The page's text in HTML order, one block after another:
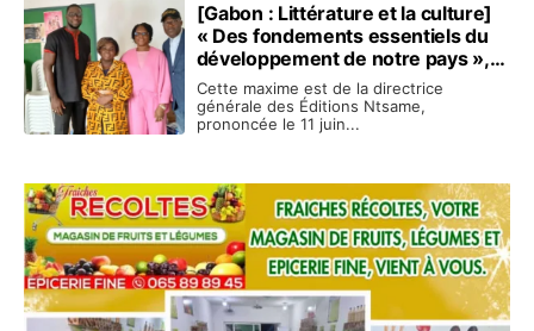
[Gabon : Littérature et la culture]
« Des fondements essentiels du
développement de notre pays »,
selon Sylvie Ntsame
Cette maxime est de la directrice
générale des Éditions Ntsame,
prononcée le 11 juin...